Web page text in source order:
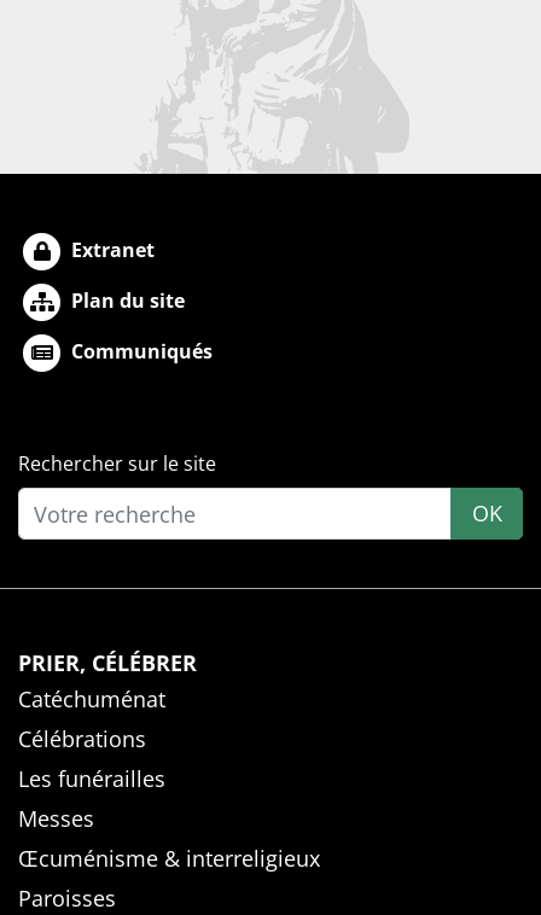
Extranet
Plan du site
Communiqués
Rechercher sur le site
OK
PRIER, CÉLÉBRER
Catéchuménat
Célébrations
Les funérailles
Messes
Œcuménisme & interreligieux
Paroisses